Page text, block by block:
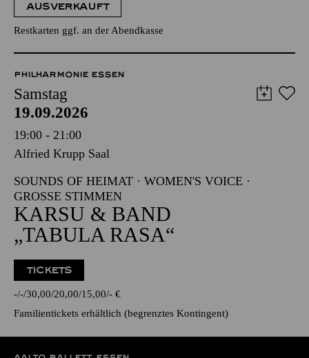
AUSVERKAUFT
Restkarten ggf. an der Abendkasse
PHILHARMONIE ESSEN
Samstag
19.09.2026
19:00 - 21:00
Alfried Krupp Saal
SOUNDS OF HEIMAT · WOMEN'S VOICE ·
GROSSE STIMMEN
KARSU & BAND
„TABULA RASA“
TICKETS
- - 30,00 20,00 15,00 - €
Familientickets erhältlich (begrenztes Kontingent)